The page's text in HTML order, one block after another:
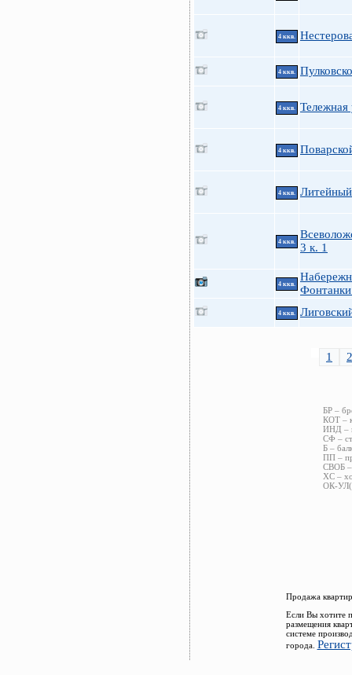
4 ккв.
4 ккв.
4 ккв. Тележная
4 ккв.
4 ккв.
4 ккв.
3 к. 1
4 ккв.
4 ккв.
1 2
БР –
КОТ –
ИНД –
СФ –
Б –
ПП –
СВОБ –
ХС –
ОК-
Продажа
Если Вы хотите
размещения
системе
города.